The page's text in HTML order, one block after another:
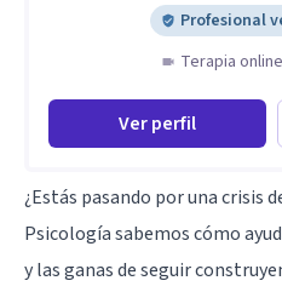
Profesional
Terapia online
Ver perfil
¿Estás pasando por una crisis
Psicología sabemos cómo
y las ganas de seguir